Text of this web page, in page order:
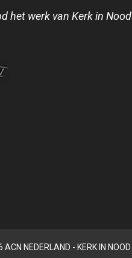
het werk van Kerk in Nood
NEDERLAND - KERK IN NOOD